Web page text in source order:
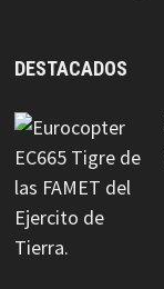
DESTACADOS